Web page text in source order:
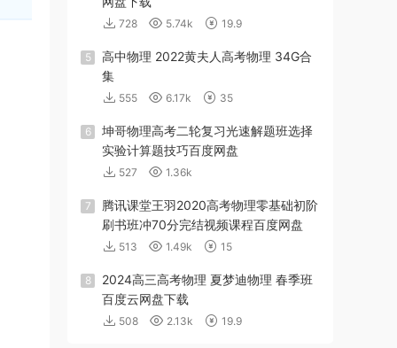
728 5.74k 19.9
5
高中物理 2022黄夫人高考物理 34G合
集
555 6.17k 35
6
坤哥物理高考二轮复习光速解题班选择
实验计算题技巧百度网盘
527 1.36k
7
腾讯课堂王羽2020高考物理零基础初阶
刷书班冲70分完结视频课程百度网盘
513 1.49k 15
8
2024高三高考物理 夏梦迪物理 春季班
百度云网盘下载
508 2.13k 19.9